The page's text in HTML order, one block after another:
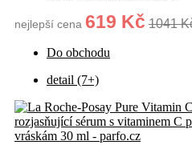
nejlepší cena 619 Kč 1041
Do obchodu
detail (7+)